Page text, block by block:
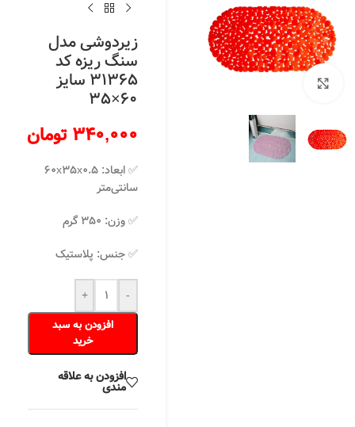
زیردوشی مدل
سنگ ریزه کد
31365 سایز
60×35
340,000 تومان
✅ ابعاد: ۶۰x۳۵x۰.۵
سانتی‌متر
✅ وزن: ۳۵۰ گرم
✅ جنس: پلاستیک
-
+
افزودن به سبد
خرید
افزودن به علاقه
مندی